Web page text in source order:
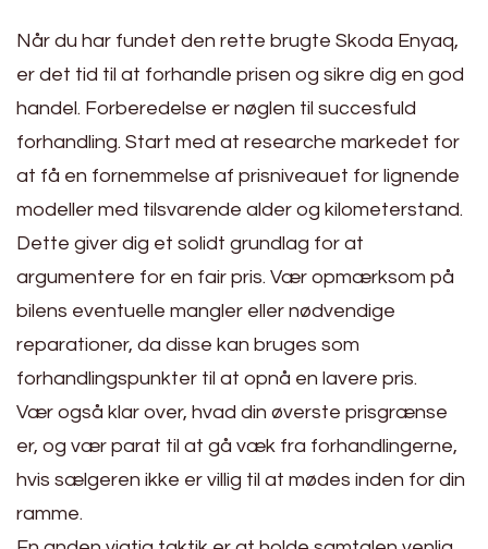
Når du har fundet den rette brugte Skoda Enyaq,
er det tid til at forhandle prisen og sikre dig en god
handel. Forberedelse er nøglen til succesfuld
forhandling. Start med at researche markedet for
at få en fornemmelse af prisniveauet for lignende
modeller med tilsvarende alder og kilometerstand.
Dette giver dig et solidt grundlag for at
argumentere for en fair pris. Vær opmærksom på
bilens eventuelle mangler eller nødvendige
reparationer, da disse kan bruges som
forhandlingspunkter til at opnå en lavere pris.
Vær også klar over, hvad din øverste prisgrænse
er, og vær parat til at gå væk fra forhandlingerne,
hvis sælgeren ikke er villig til at mødes inden for din
ramme.